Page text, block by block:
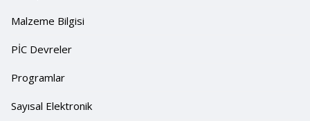
Malzeme Bilgisi
PİC Devreler
Programlar
Sayısal Elektronik